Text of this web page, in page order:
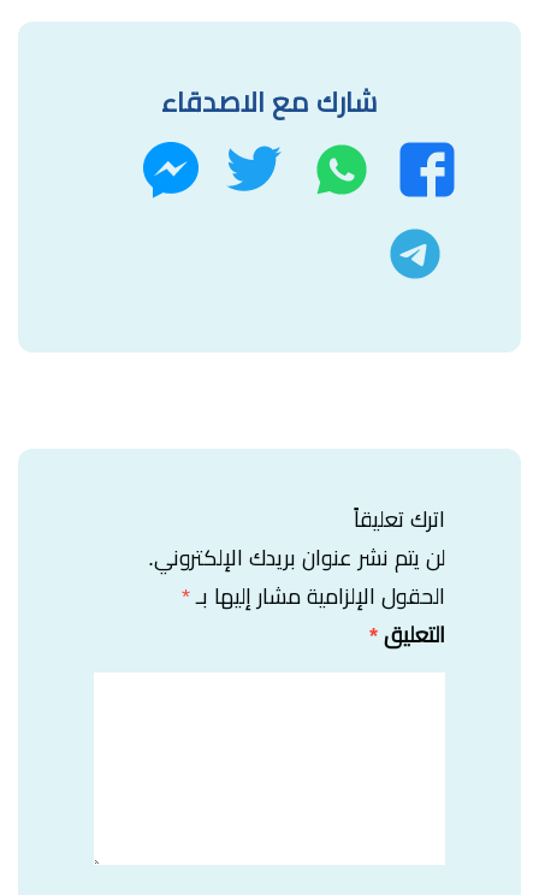
شارك مع الاصدقاء
فيسبوك
واتساب تويتر
اترك تعليقاً
لن يتم نشر عنوان بريدك الإلكتروني.
الحقول الإلزامية مشار إليها بـ *
التعليق *